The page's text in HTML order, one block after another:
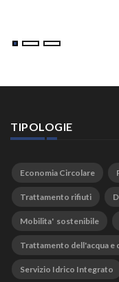
TIPOLOGIE
Economia Circolare
Trattamento rifiuti
Mobilita' sostenibile
Trattamento dell'acqua e
Servizio Idrico Integrato